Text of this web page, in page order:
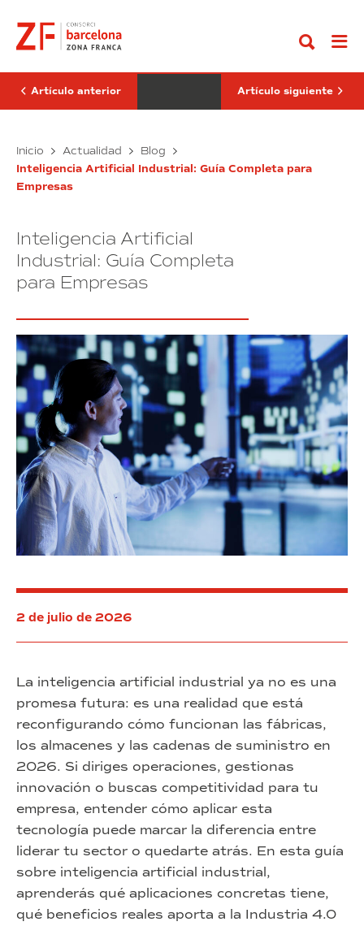
contenido
la
Industria
4.0:
completa
2026
Artículo anterior
Automatización
Industrial
Artículo siguiente
Inicio Actualidad Blog
Inteligencia Artificial Industrial: Guía Completa para
Empresas
Inteligencia Artificial
Industrial: Guía Completa
para Empresas
2 de julio de 2026
La inteligencia artificial industrial ya no es una
promesa futura: es una realidad que está
reconfigurando cómo funcionan las fábricas,
los almacenes y las cadenas de suministro en
2026. Si diriges operaciones, gestionas
innovación o buscas competitividad para tu
empresa, entender cómo aplicar esta
tecnología puede marcar la diferencia entre
liderar tu sector o quedarte atrás. En esta guía
sobre inteligencia artificial industrial,
aprenderás qué aplicaciones concretas tiene,
qué beneficios reales aporta a la Industria 4.0
es
la
Industria
completa
2026
La